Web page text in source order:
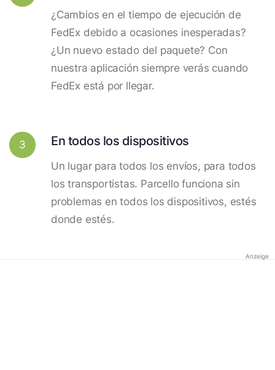
¿Cambios en el tiempo de ejecución de
FedEx debido a ocasiones inesperadas?
¿Un nuevo estado del paquete? Con
nuestra aplicación siempre verás cuando
FedEx está por llegar.
3 En todos los dispositivos
Un lugar para todos los envíos, para todos
los transportistas. Parcello funciona sin
problemas en todos los dispositivos, estés
donde estés.
Anzeige